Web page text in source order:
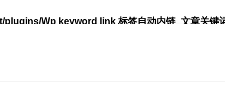
Wp keyword link 标签自动内链_文章关